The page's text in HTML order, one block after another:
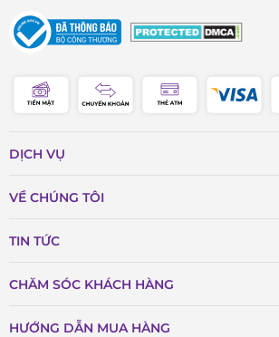
DỊCH VỤ
VỀ CHÚNG TÔI
TIN TỨC
CHĂM SÓC KHÁCH HÀNG
HƯỚNG DẪN MUA HÀNG